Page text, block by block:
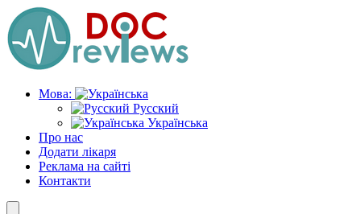
Skip
to
the
content
Мова:
Русский
Українська
Про нас
Додати лікаря
Реклама на сайті
Контакти